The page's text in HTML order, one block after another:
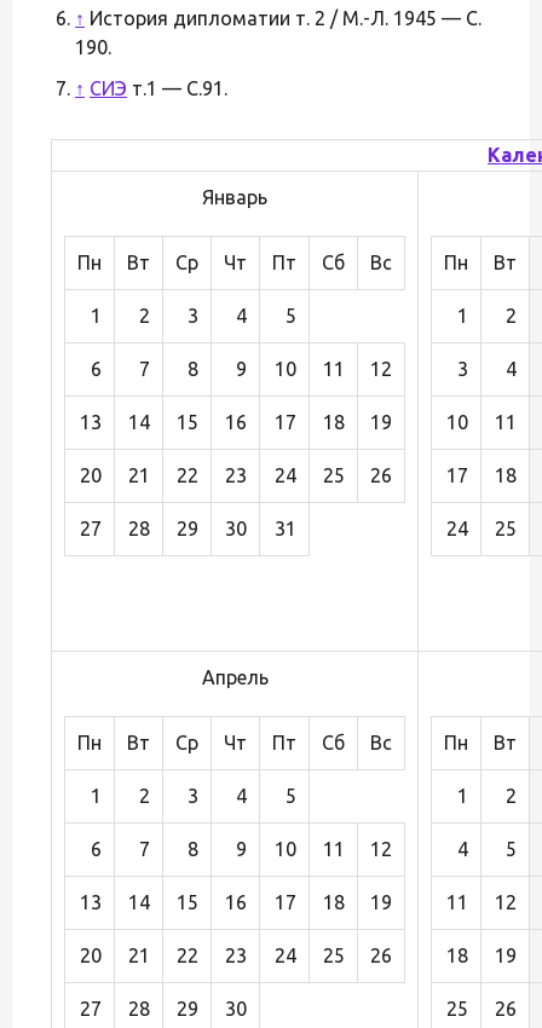
↑ История дипломатии т. 2 / М.-Л. 1945 — С.
190.
↑ СИЭ т.1 — С.91.
Январь
Пн Вт Ср Чт Пт Сб Вс
1 2 3 4 5
6 7 8 9 10 11 12
13 14 15 16 17 18 19
20 21 22 23 24 25 26
27 28 29 30 31
Пн Вт
1 2
3 4
10 11
17 18
24 25
Апрель
Пн Вт Ср Чт Пт Сб Вс
1 2 3 4 5
6 7 8 9 10 11 12
13 14 15 16 17 18 19
20 21 22 23 24 25 26
27 28 29 30
Пн Вт
1 2
4 5
11 12
18 19
25 26